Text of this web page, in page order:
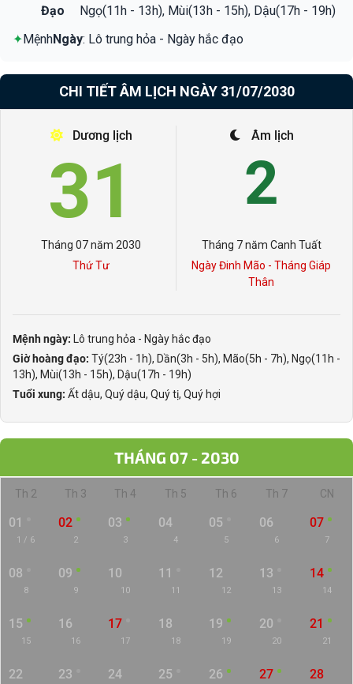
Đạo
Ngọ(11h - 13h), Mùi(13h - 15h), Dậu(17h - 19h)
✦MệnhNgày: Lô trung hỏa - Ngày hắc đạo
CHI TIẾT ÂM LỊCH NGÀY 31/07/2030
Dương lịch
31
Tháng 07 năm 2030
Thứ Tư
Âm lịch
2
Tháng 7 năm Canh Tuất
Ngày Đinh Mão - Tháng Giáp
Thân
Mệnh ngày: Lô trung hỏa - Ngày hắc đạo
Giờ hoàng đạo: Tý(23h - 1h), Dần(3h - 5h), Mão(5h - 7h), Ngọ(11h -
13h), Mùi(13h - 15h), Dậu(17h - 19h)
Tuổi xung: Ất dậu, Quý dậu, Quý tị, Quý hợi
THÁNG 07 - 2030
Th 2 Th 3 Th 4 Th 5 Th 6 Th 7 CN
01
1 / 6
02
2
03
3
04
4
05
5
06
6
07
7
08
8
09
9
10
10
11
11
12
12
13
13
14
14
15
15
16
16
17
17
18
18
19
19
20
20
21
21
22 23 24 25 26 27 28